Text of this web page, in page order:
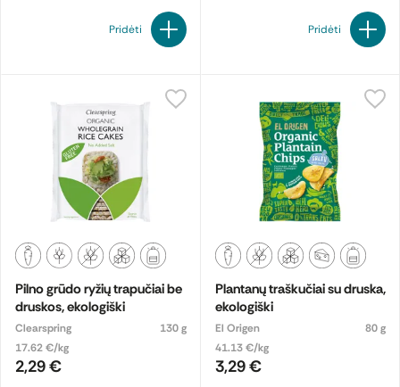
Pridėti Pridėti
Pilno grūdo ryžių trapučiai be
druskos, ekologiški
Clearspring
130 g
17.62 €/kg
2,29 €
Plantanų traškučiai su druska,
ekologiški
El Origen
80 g
41.13 €/kg
3,29 €